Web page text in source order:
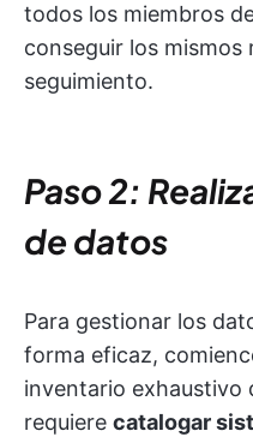
todos los miembros
conseguir los mismos
seguimiento.
Paso 2:
de datos
Para gestionar los
forma eficaz,
inventario exhaustivo
requiere catalogar